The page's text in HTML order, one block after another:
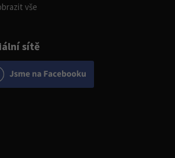
sítě
vše